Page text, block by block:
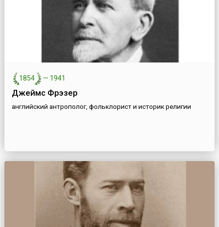
1854 — 1941
Джеймс Фрэзер
английский антрополог, фольклорист и историк религии